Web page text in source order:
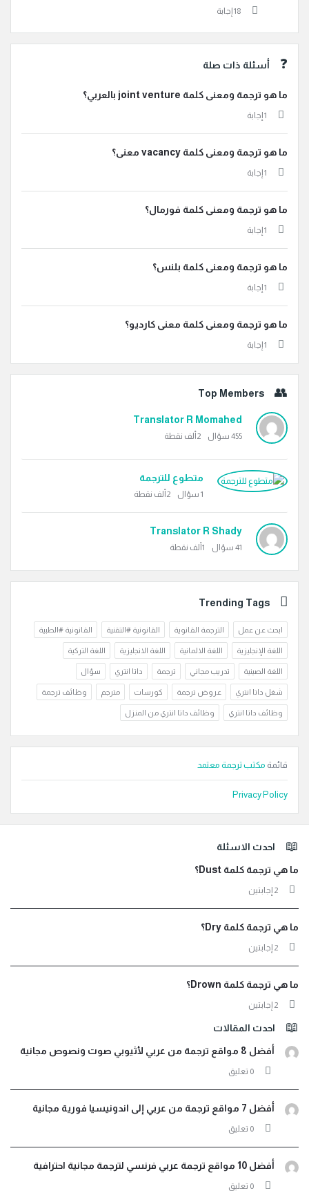
أسئلة ذات صلة
ما هو ترجمة ومعنى كلمة joint venture بالعربي؟
‫1 إجابة
ما هو ترجمة ومعنى كلمة vacancy معنى؟
‫1 إجابة
ما هو ترجمة ومعنى كلمة فورمال؟
‫1 إجابة
ما هو ترجمة ومعنى كلمة بلنس؟
‫1 إجابة
ما هو ترجمة ومعنى كلمة معنى كارديو؟
‫1 إجابة
Top Members
Translator R Momahed
455 سؤال 2ألف نقطة
متطوع للترجمة
1 سؤال 2ألف نقطة
Translator R Shady
41 سؤال 1ألف نقطة
Trending Tags
ابحث عن عمل الترجمة القانوية القانونية #التقنية القانونية #الطبية
اللغة الإنجليزية اللغة الالمانية اللغة الانجليزية اللغة التركية
اللغة الصينية تدريب مجاني ترجمة داتا انتري سؤال
شغل داتا انتري عروض ترجمة كورسات مترجم وظائف ترجمة
وظائف داتا انتري وظائف داتا انتري من المنزل
قائمة مكتب ترجمة معتمد
Privacy Policy
الفوتراحدث الاسئلة
ما هي ترجمة كلمة Dust؟
‫2 إجابتين
ما هي ترجمة كلمة Dry؟
‫2 إجابتين
ما هي ترجمة كلمة Drown؟
‫2 إجابتين
احدث المقالات
أفضل 8 مواقع ترجمة من عربي لأثيوبي صوت ونصوص مجانية
‫0 تعليق
أفضل 7 مواقع ترجمة من عربي إلى اندونيسيا فورية مجانية
‫0 تعليق
أفضل 10 مواقع ترجمة عربي فرنسي لترجمة مجانية احترافية
‫0 تعليق